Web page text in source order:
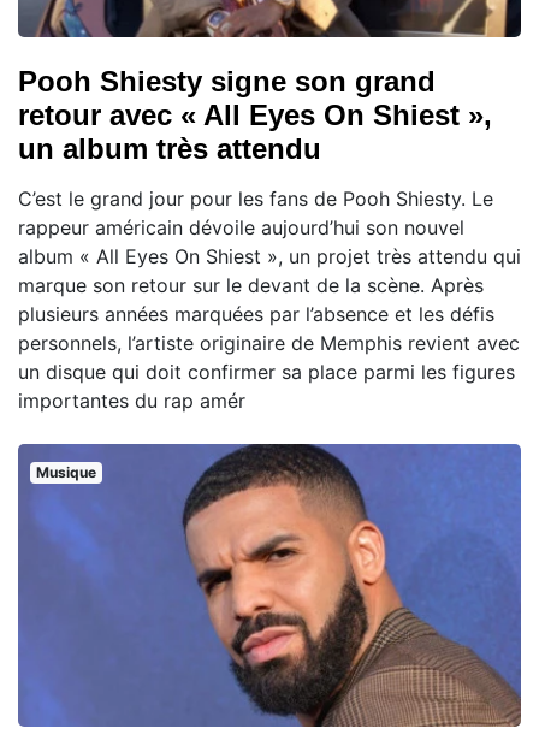
Pooh Shiesty signe son grand
retour avec « All Eyes On Shiest »,
un album très attendu
C’est le grand jour pour les fans de Pooh Shiesty. Le
rappeur américain dévoile aujourd’hui son nouvel
album « All Eyes On Shiest », un projet très attendu qui
marque son retour sur le devant de la scène. Après
plusieurs années marquées par l’absence et les défis
personnels, l’artiste originaire de Memphis revient avec
un disque qui doit confirmer sa place parmi les figures
importantes du rap amér
Musique